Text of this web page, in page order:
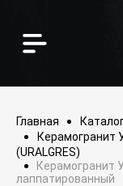
Главная
Керамогранит
(URALGRES)
Керамогранит
лаппатированный